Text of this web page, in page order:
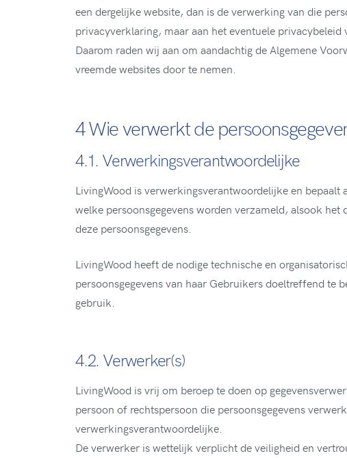
een dergelijke website, dan is de verwerking van die
privacyverklaring, maar aan het eventuele privacybeleid
Daarom raden wij aan om aandachtig de Algemene
vreemde websites door te nemen.
4 Wie verwerkt de
4.1. Verwerkingsverantwoordelijke
LivingWood is verwerkingsverantwoordelijke en bepaalt
welke persoonsgegevens worden verzameld, alsook
deze persoonsgegevens.
LivingWood heeft de nodige technische en
persoonsgegevens van haar Gebruikers doeltreffend te
gebruik.
4.2. Verwerker(s)
LivingWood is vrij om beroep te doen op
persoon of rechtspersoon die persoonsgegevens
verwerkingsverantwoordelijke.
De verwerker is wettelijk verplicht de veiligheid en